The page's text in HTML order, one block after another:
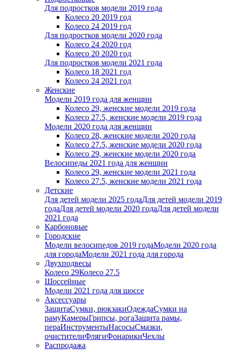
Для подростков модели 2019 года
Колесо 20 2019 год
Колесо 24 2019 год
Для подростков модели 2020 года
Колесо 24 2020 год
Колесо 20 2020 год
Для подростков модели 2021 года
Колесо 18 2021 год
Колесо 24 2021 год
Женскиe
Модели 2019 года для женщин
Колесо 29, женские модели 2019 года
Колесо 27.5, женские модели 2019 года
Модели 2020 года для женщин
Колесо 28, женские модели 2020 года
Колесо 27.5, женские модели 2020 года
Колесо 29, женские модели 2020 года
Велосипеды 2021 года для женщин
Колесо 29, женские модели 2021 года
Колесо 27.5, женские модели 2021 года
Детские
Для детей модели 2025 годаДля детей модели 2019
годаДля детей модели 2020 годаДля детей модели
2021 года
Карбоновые
Городские
Модели велосипедов 2019 годаМодели 2020 года
для городаМодели 2021 года для города
Двухподвесы
Колесо 29Колесо 27.5
Шоссейные
Модели 2021 года для шоссе
Аксессуары
ЗащитаСумки, рюкзакиОдеждаСумки на
рамуКамерыГрипсы, рогаЗащита рамы,
пераИнструментыНасосыСмазки,
очистителиФлягиФонарикиЧехлы
Распродажа